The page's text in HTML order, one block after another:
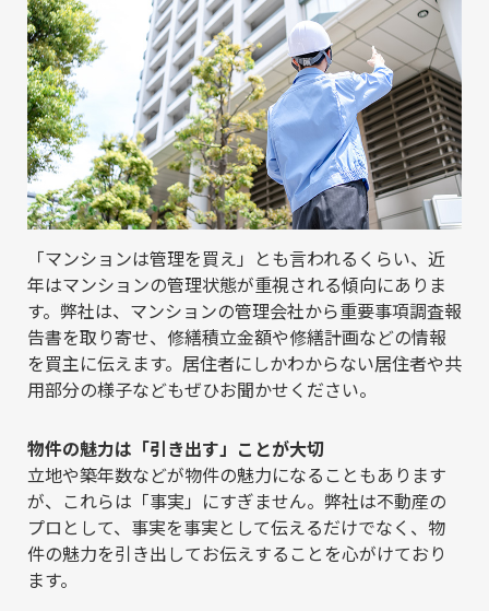
「マンションは管理を買え」とも言われるくらい、近
年はマンションの管理状態が重視される傾向にありま
す。弊社は、マンションの管理会社から重要事項調査報
告書を取り寄せ、修繕積立金額や修繕計画などの情報
を買主に伝えます。居住者にしかわからない居住者や共
用部分の様子などもぜひお聞かせください。
物件の魅力は「引き出す」ことが大切
立地や築年数などが物件の魅力になることもあります
が、これらは「事実」にすぎません。弊社は不動産の
プロとして、事実を事実として伝えるだけでなく、物
件の魅力を引き出してお伝えすることを心がけており
ます。